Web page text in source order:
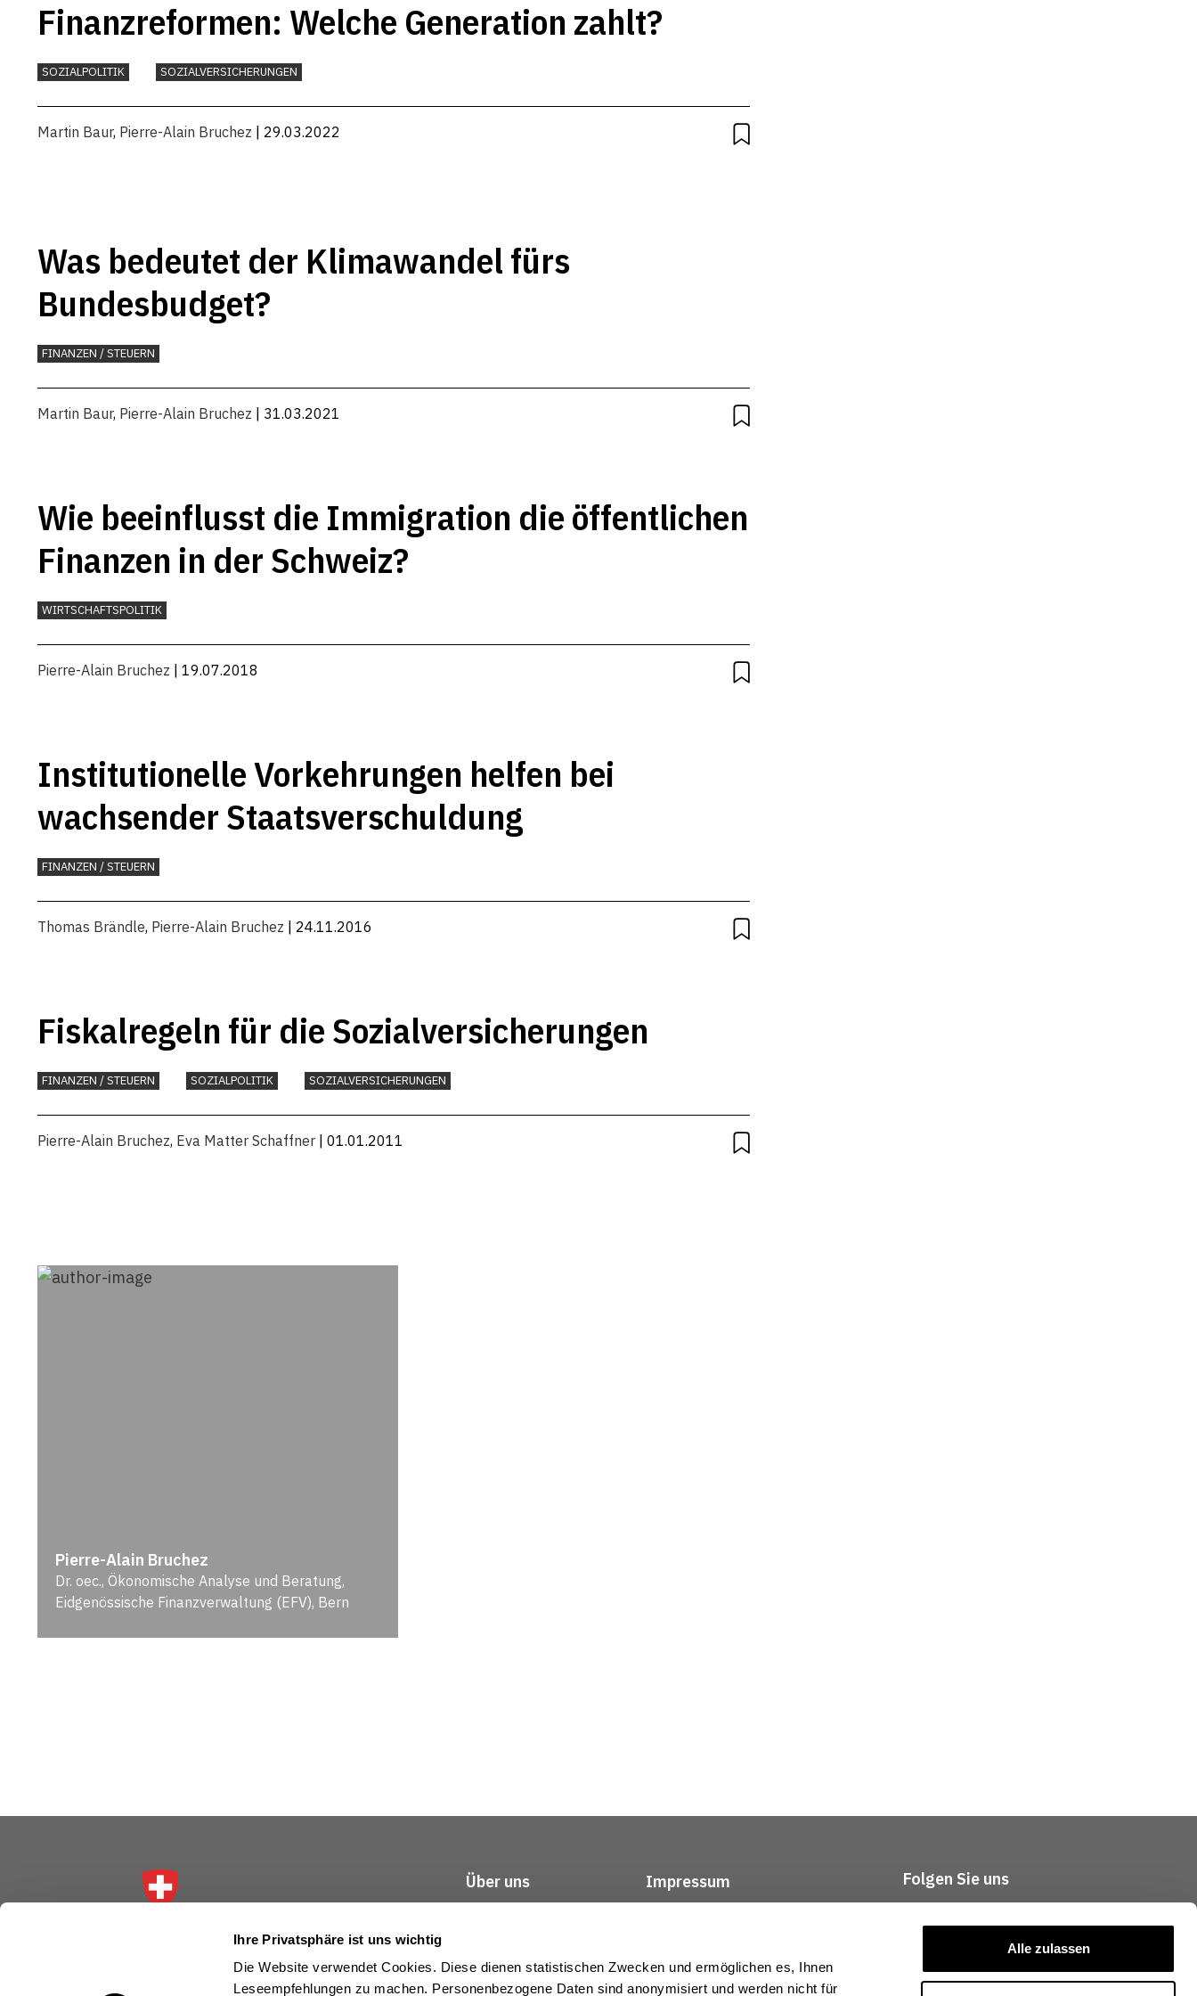
Ihre Privatsphäre ist uns wichtig
Die Website verwendet Cookies. Diese dienen statistischen Zwecken und ermöglichen es, Ihnen
Leseempfehlungen zu machen. Personenbezogene Daten sind anonymisiert und werden nicht für
Alle zulassen
Finanzreformen: Welche Generation zahlt?
SOZIALPOLITIK SOZIALVERSICHERUNGEN
Martin Baur, Pierre-Alain Bruchez | 29.03.2022
Was bedeutet der Klimawandel fürs
Bundesbudget?
FINANZEN / STEUERN
Martin Baur, Pierre-Alain Bruchez | 31.03.2021
Wie beeinflusst die Immigration die öffentlichen
Finanzen in der Schweiz?
WIRTSCHAFTSPOLITIK
Pierre-Alain Bruchez | 19.07.2018
Institutionelle Vorkehrungen helfen bei
wachsender Staatsverschuldung
FINANZEN / STEUERN
Thomas Brändle, Pierre-Alain Bruchez | 24.11.2016
Fiskalregeln für die Sozialversicherungen
FINANZEN / STEUERN SOZIALPOLITIK SOZIALVERSICHERUNGEN
Pierre-Alain Bruchez, Eva Matter Schaffner | 01.01.2011
Pierre-Alain Bruchez
Dr. oec., Ökonomische Analyse und Beratung,
Eidgenössische Finanzverwaltung (EFV), Bern
Schweizerische Eidgenossenschaft
Confédération suisse
Confederazione Svizzera
Über uns
Impressum
Folgen Sie uns